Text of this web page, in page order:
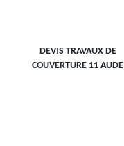
DEVIS TRAVAUX DE
COUVERTURE 11 AUDE